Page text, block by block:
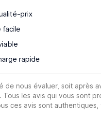
prix
facile
rapide
de nous évaluer, soit après
les avis qui vous sont
ces avis sont